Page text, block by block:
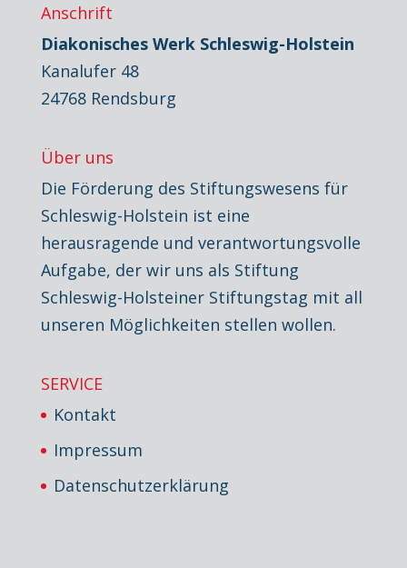
Anschrift
Diakonisches Werk Schleswig-Holstein
Kanalufer 48
24768 Rendsburg
Über uns
Die Förderung des Stiftungswesens für
Schleswig-Holstein ist eine
herausragende und verantwortungsvolle
Aufgabe, der wir uns als Stiftung
Schleswig-Holsteiner Stiftungstag mit all
unseren Möglichkeiten stellen wollen.
SERVICE
Kontakt
Impressum
Datenschutzerklärung